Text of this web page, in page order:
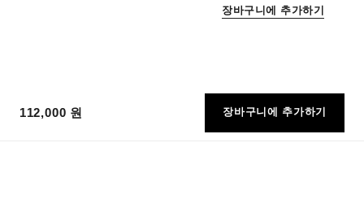
장바구니에 추가하기
112,000 원 장바구니에 추가하기